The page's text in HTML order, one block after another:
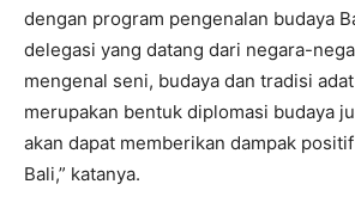
dengan program pengenalan budaya
delegasi yang datang dari negara-
mengenal seni, budaya dan tradisi
merupakan bentuk diplomasi budaya
akan dapat memberikan dampak
Bali,” katanya.